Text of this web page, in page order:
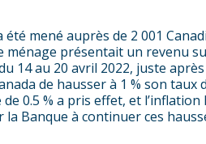
été mené auprès de 2 001
ménage présentait un revenu
14 au 20 avril 2022, juste
de hausser à 1 % son taux
0.5 % a pris effet, et
Banque à continuer ces